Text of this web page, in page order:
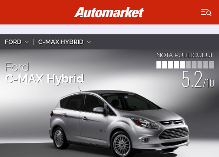
×
FORD | C-MAX HYBRID
Ford
C-MAX Hybrid
NOTA PUBLICULUI
5.2/10